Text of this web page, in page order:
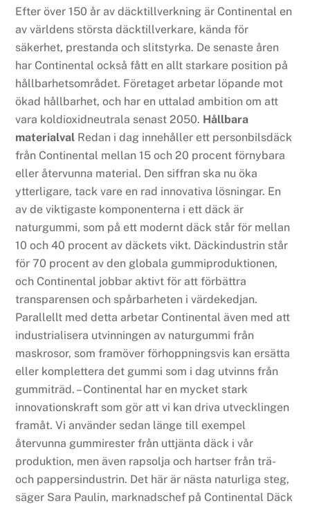
Efter över 150 år av däcktillverkning är Continental en
av världens största däcktillverkare, kända för
säkerhet, prestanda och slitstyrka. De senaste åren
har Continental också fått en allt starkare position på
hållbarhetsområdet. Företaget arbetar löpande mot
ökad hållbarhet, och har en uttalad ambition om att
vara koldioxidneutrala senast 2050. Hållbara
materialval Redan i dag innehåller ett personbilsdäck
från Continental mellan 15 och 20 procent förnybara
eller återvunna material. Den siffran ska nu öka
ytterligare, tack vare en rad innovativa lösningar. En
av de viktigaste komponenterna i ett däck är
naturgummi, som på ett modernt däck står för mellan
10 och 40 procent av däckets vikt. Däckindustrin står
för 70 procent av den globala gummiproduktionen,
och Continental jobbar aktivt för att förbättra
transparensen och spårbarheten i värdekedjan.
Parallellt med detta arbetar Continental även med att
industrialisera utvinningen av naturgummi från
maskrosor, som framöver förhoppningsvis kan ersätta
eller komplettera det gummi som i dag utvinns från
gummiträd. – Continental har en mycket stark
innovationskraft som gör att vi kan driva utvecklingen
framåt. Vi använder sedan länge till exempel
återvunna gummirester från uttjänta däck i vår
produktion, men även rapsolja och hartser från trä-
och pappersindustrin. Det här är nästa naturliga steg,
säger Sara Paulin, marknadschef på Continental Däck